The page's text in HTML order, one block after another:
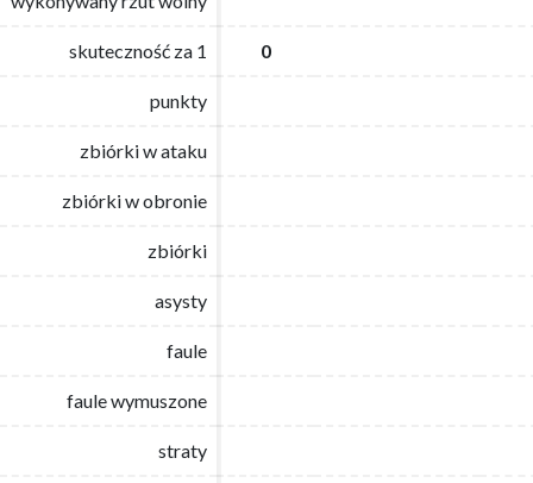
skuteczność za 1 0
punkty
zbiórki w ataku
zbiórki w obronie
zbiórki
asysty
faule
faule wymuszone
straty
skuteczność za 1 0
punkty
zbiórki w ataku
zbiórki w obronie
zbiórki
asysty
faule
faule wymuszone
straty